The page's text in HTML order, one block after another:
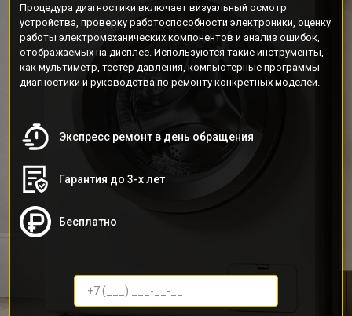
Процедура диагностики включает визуальный осмотр
устройства, проверку работоспособности электроники, оценку
работы электромеханических компонентов и анализ ошибок,
отображаемых на дисплее. Используются такие инструменты,
как мультиметр, тестер давления, компьютерные программы
диагностики и руководства по ремонту конкретных моделей.
Экспресс ремонт в день обращения
Гарантия до 3-х лет
Бесплатно